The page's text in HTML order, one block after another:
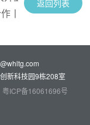
丨星链聚势·共创
返回列表
新科技园9栋208室
粤ICP备16061696号